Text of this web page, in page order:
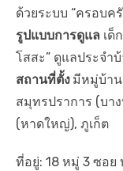
ด้วยระบบ “ครอบค
รูปแบบการดูแล เด็
โสสะ” ดูแลประจำ
สถานที่ตั้ง มีหมู่บ้าน
สมุทรปราการ (บา
(หาดใหญ่), ภูเก็ต
ที่อยู่: 18 หมู่ 3 ซอย